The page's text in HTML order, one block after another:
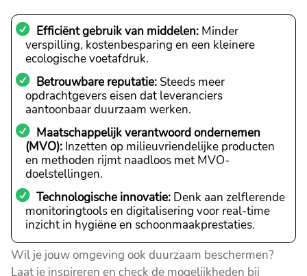
Efficiënt gebruik van middelen: Minder
verspilling, kostenbesparing en een kleinere
ecologische voetafdruk.
Betrouwbare reputatie: Steeds meer
opdrachtgevers eisen dat leveranciers
aantoonbaar duurzaam werken.
Maatschappelijk verantwoord ondernemen
(MVO): Inzetten op milieuvriendelijke producten
en methoden rijmt naadloos met MVO-
doelstellingen.
Technologische innovatie: Denk aan zelflerende
monitoringtools en digitalisering voor real-time
inzicht in hygiëne en schoonmaakprestaties.
Wil je jouw omgeving ook duurzaam beschermen?
Laat je inspireren en check de mogelijkheden bij